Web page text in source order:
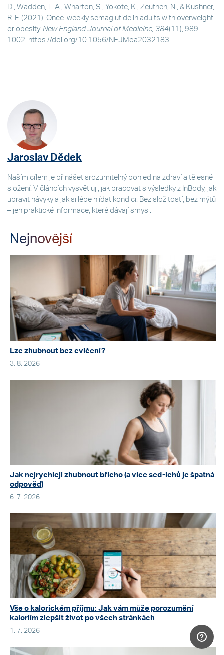
D., Wadden, T. A., Wharton, S., Yokote, K., Zeuthen, N., & Kushner,
R. F. (2021). Once-weekly semaglutide in adults with overweight
or obesity. New England Journal of Medicine, 384(11), 989–
1002. https://doi.org/10.1056/NEJMoa2032183
Jaroslav Dědek
Naším cílem je přinášet srozumitelný pohled na zdraví a tělesné
složení. V článcích vysvětluji, jak pracovat s výsledky z InBody, jak
upravit návyky a jak si lépe hlídat kondici. Bez složitostí, bez mýtů
– jen praktické informace, které dávají smysl.
Nejnovější
Lze zhubnout bez cvičení?
3. 8. 2026
Jak nejrychleji zhubnout břicho (a více sed-lehů je špatná
odpověď)
6. 7. 2026
Vše o kalorickém příjmu: Jak vám může porozumění
kaloriím zlepšit život po všech stránkách
1. 7. 2026